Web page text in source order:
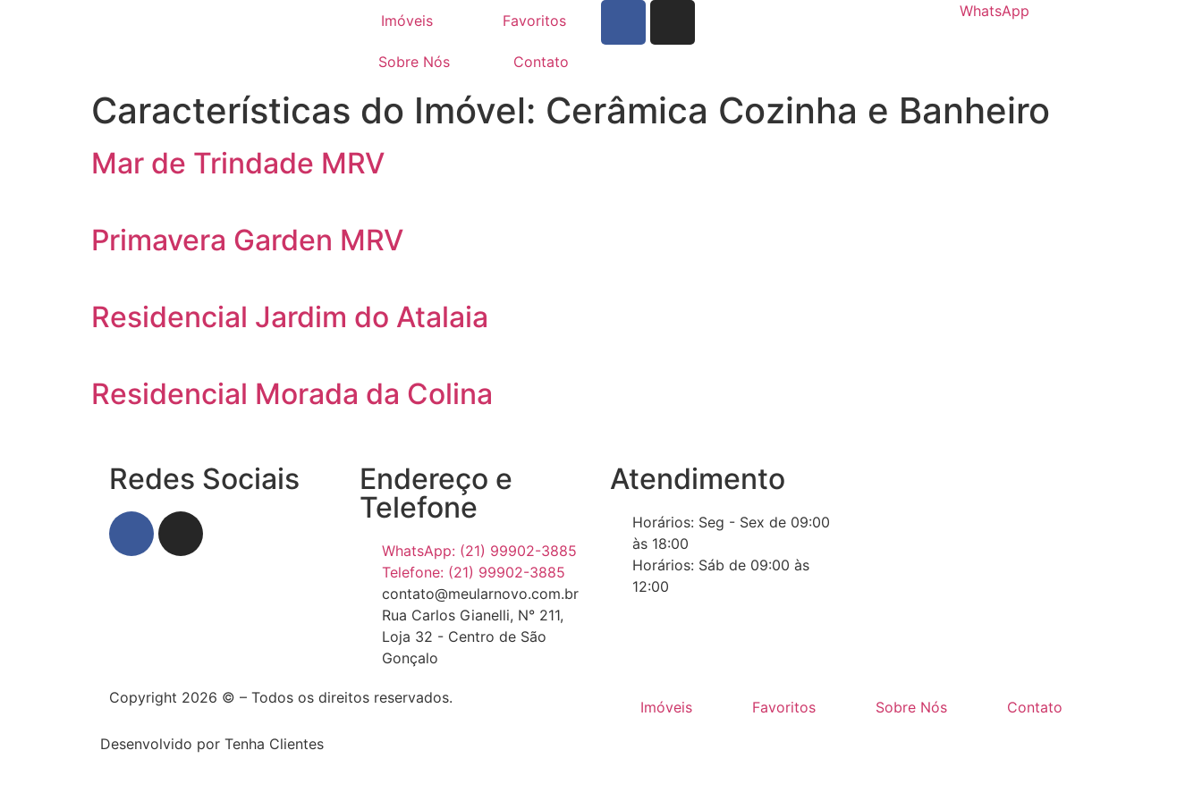
Imóveis Favoritos
Sobre Nós Contato
WhatsApp
Características do Imóvel: Cerâmica Cozinha e Banheiro
Mar de Trindade MRV
Primavera Garden MRV
Residencial Jardim do Atalaia
Residencial Morada da Colina
Redes Sociais
Endereço e
Telefone
WhatsApp: (21) 99902-3885
Telefone: (21) 99902-3885
contato@meularnovo.com.br
Rua Carlos Gianelli, N° 211,
Loja 32 - Centro de São
Gonçalo
Atendimento
Horários: Seg - Sex de 09:00
às 18:00
Horários: Sáb de 09:00 às
12:00
Copyright 2026 © – Todos os direitos reservados.
Imóveis Favoritos Sobre Nós Contato
Desenvolvido por Tenha Clientes